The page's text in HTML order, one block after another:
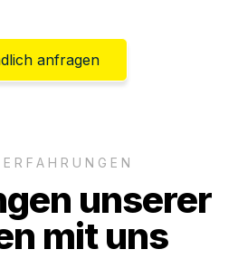
anfragen
unserer
mit uns